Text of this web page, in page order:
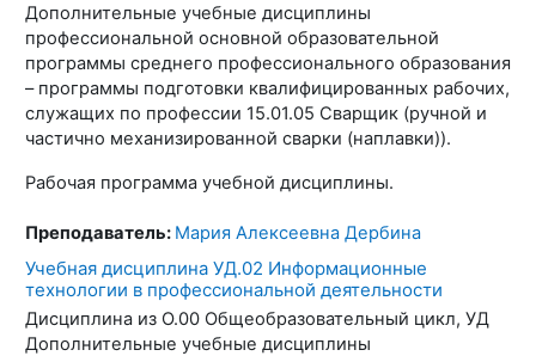
Дополнительные учебные дисциплины
профессиональной основной образовательной
программы среднего профессионального образования
– программы подготовки квалифицированных рабочих,
служащих по профессии 15.01.05 Сварщик (ручной и
частично механизированной сварки (наплавки)).
Рабочая программа учебной дисциплины.
Преподаватель: Мария Алексеевна Дербина
Учебная дисциплина УД.02 Информационные
технологии в профессиональной деятельности
Дисциплина из О.00 Общеобразовательный цикл, УД
Дополнительные учебные дисциплины